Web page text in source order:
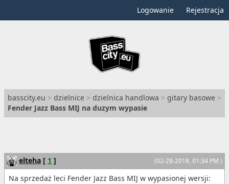
Logowanie Rejestracja
basscity.eu > dzielnice > dzielnica handlowa > gitary basowe >
Fender Jazz Bass MIJ na duzym wypasie
(02-28-2018, 01:34 PM )
elteha [ 1 ]
Na sprzedaż leci Fender Jazz Bass MIJ w wypasionej wersji: